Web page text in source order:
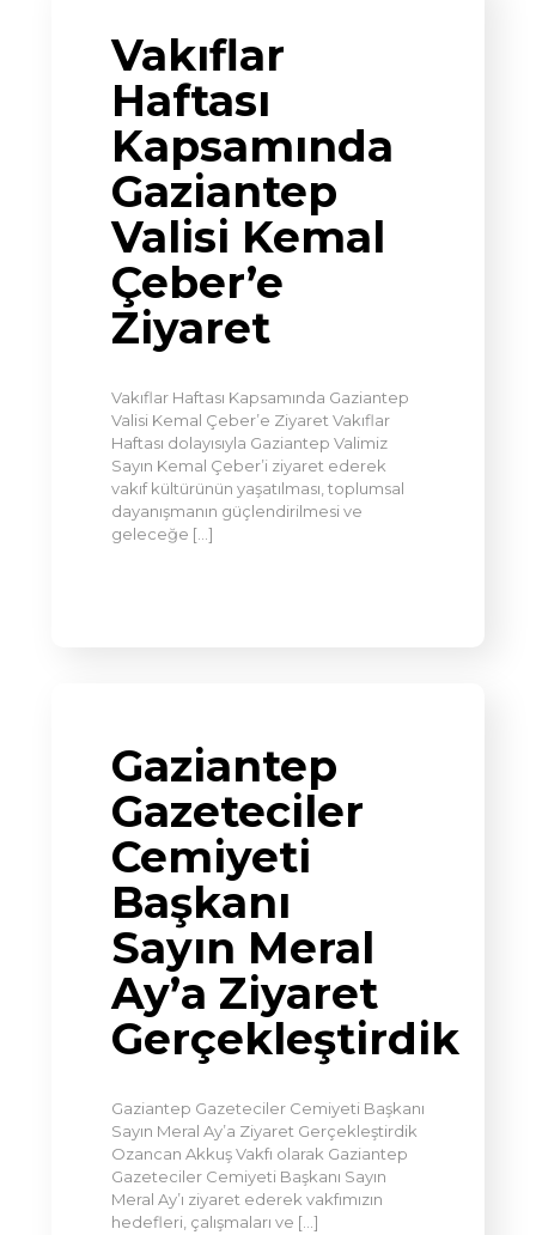
Vakıflar
Haftası
Kapsamında
Gaziantep
Valisi Kemal
Çeber’e
Ziyaret
Vakıflar Haftası Kapsamında Gaziantep
Valisi Kemal Çeber’e Ziyaret Vakıflar
Haftası dolayısıyla Gaziantep Valimiz
Sayın Kemal Çeber’i ziyaret ederek
vakıf kültürünün yaşatılması, toplumsal
dayanışmanın güçlendirilmesi ve
geleceğe […]
Gaziantep
Gazeteciler
Cemiyeti
Başkanı
Sayın Meral
Ay’a Ziyaret
Gerçekleştirdik
Gaziantep Gazeteciler Cemiyeti Başkanı
Sayın Meral Ay’a Ziyaret Gerçekleştirdik
Ozancan Akkuş Vakfı olarak Gaziantep
Gazeteciler Cemiyeti Başkanı Sayın
Meral Ay’ı ziyaret ederek vakfımızın
hedefleri, çalışmaları ve […]